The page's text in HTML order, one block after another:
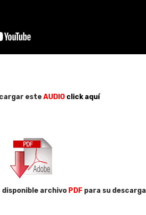
esteAUDIO click aquí
archivo PDF para su descarga